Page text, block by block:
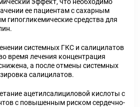
ее пациентам с сахарным
гипогликемические средства для
системных ГКС и салицилатов
время лечения концентрация
а после отмены системных
салицилатов.
ацетилсалициловой кислоты с
с повышенным риском сердечно-